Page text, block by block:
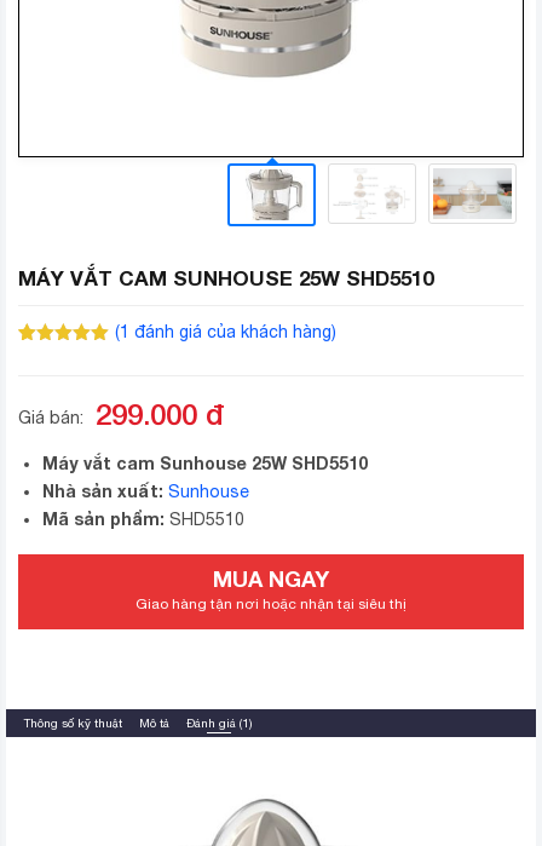
MÁY VẮT CAM SUNHOUSE 25W SHD5510
(1 đánh giá của khách hàng)
Giá bán: 299.000 đ
Máy vắt cam Sunhouse 25W SHD5510
Nhà sản xuất: Sunhouse
Mã sản phẩm: SHD5510
MUA NGAY
Giao hàng tận nơi hoặc nhận tại siêu thị
Thông số kỹ thuật Mô tả Đánh giá (1)